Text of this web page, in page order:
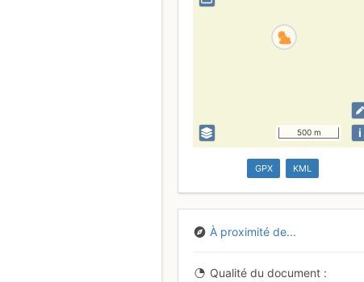
500 m i
GPX KML
À proximité de...
Qualité du document